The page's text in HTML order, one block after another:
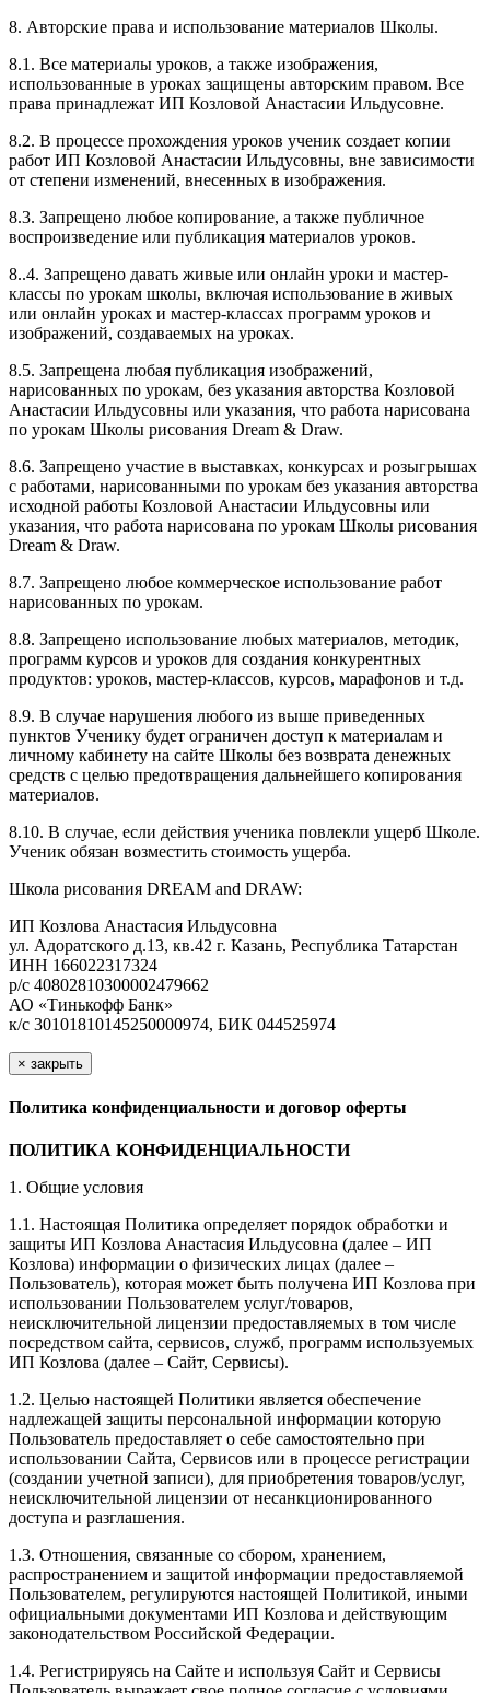
8. Авторские права и использование материалов Школы.
8.1. Все материалы уроков, а также изображения,
использованные в уроках защищены авторским правом. Все
права принадлежат ИП Козловой Анастасии Ильдусовне.
8.2. В процессе прохождения уроков ученик создает копии
работ ИП Козловой Анастасии Ильдусовны, вне зависимости
от степени изменений, внесенных в изображения.
8.3. Запрещено любое копирование, а также публичное
воспроизведение или публикация материалов уроков.
8..4. Запрещено давать живые или онлайн уроки и мастер-
классы по урокам школы, включая использование в живых
или онлайн уроках и мастер-классах программ уроков и
изображений, создаваемых на уроках.
8.5. Запрещена любая публикация изображений,
нарисованных по урокам, без указания авторства Козловой
Анастасии Ильдусовны или указания, что работа нарисована
по урокам Школы рисования Dream & Draw.
8.6. Запрещено участие в выставках, конкурсах и розыгрышах
с работами, нарисованными по урокам без указания авторства
исходной работы Козловой Анастасии Ильдусовны или
указания, что работа нарисована по урокам Школы рисования
Dream & Draw.
8.7. Запрещено любое коммерческое использование работ
нарисованных по урокам.
8.8. Запрещено использование любых материалов, методик,
программ курсов и уроков для создания конкурентных
продуктов: уроков, мастер-классов, курсов, марафонов и т.д.
8.9. В случае нарушения любого из выше приведенных
пунктов Ученику будет ограничен доступ к материалам и
личному кабинету на сайте Школы без возврата денежных
средств с целью предотвращения дальнейшего копирования
материалов.
8.10. В случае, если действия ученика повлекли ущерб Школе.
Ученик обязан возместить стоимость ущерба.
Школа рисования DREAM and DRAW:
ИП Козлова Анастасия Ильдусовна
ул. Адоратского д.13, кв.42 г. Казань, Республика Татарстан
ИНН 166022317324
р/с 40802810300002479662
АО «Тинькофф Банк»
к/с 30101810145250000974, БИК 044525974
× закрыть
Политика конфиденциальности и договор оферты
ПОЛИТИКА КОНФИДЕНЦИАЛЬНОСТИ
1. Общие условия
1.1. Настоящая Политика определяет порядок обработки и
защиты ИП Козлова Анастасия Ильдусовна (далее – ИП
Козлова) информации о физических лицах (далее –
Пользователь), которая может быть получена ИП Козлова при
использовании Пользователем услуг/товаров,
неисключительной лицензии предоставляемых в том числе
посредством сайта, сервисов, служб, программ используемых
ИП Козлова (далее – Сайт, Сервисы).
1.2. Целью настоящей Политики является обеспечение
надлежащей защиты персональной информации которую
Пользователь предоставляет о себе самостоятельно при
использовании Сайта, Сервисов или в процессе регистрации
(создании учетной записи), для приобретения товаров/услуг,
неисключительной лицензии от несанкционированного
доступа и разглашения.
1.3. Отношения, связанные со сбором, хранением,
распространением и защитой информации предоставляемой
Пользователем, регулируются настоящей Политикой, иными
официальными документами ИП Козловa и действующим
законодательством Российской Федерации.
1.4. Регистрируясь на Сайте и используя Сайт и Сервисы